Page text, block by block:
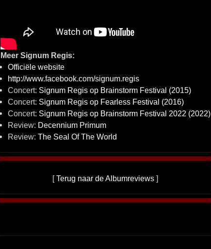
Meer Signum Regis:
Officiële website
http://www.facebook.com/signum.regis
Concert: Signum Regis op Brainstorm Festival (2015)
Concert: Signum Regis op Fearless Festival (2016)
Concert: Signum Regis op Brainstorm Festival 2022 (2022)
Review: Decennium Primum
Review: The Seal Of The World
[Terug naar de Albumreviews ]